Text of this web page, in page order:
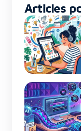
Articles